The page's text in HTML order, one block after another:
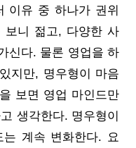
이유 중 하나가 권위
보니 젊고, 다양한 사
신다. 물론 영업을 하
지만, 명우형이 마음
보면 영업 마인드만
생각한다. 명우형이
는 계속 변화한다. 요